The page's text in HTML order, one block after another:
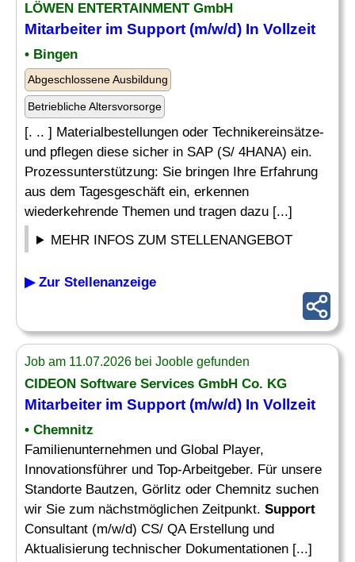
LÖWEN ENTERTAINMENT GmbH
Mitarbeiter im Support (m/w/d) In Vollzeit
• Bingen
Abgeschlossene Ausbildung
Betriebliche Altersvorsorge
[. .. ] Materialbestellungen oder Technikereinsätze-
und pflegen diese sicher in SAP (S/ 4HANA) ein.
Prozessunterstützung: Sie bringen Ihre Erfahrung
aus dem Tagesgeschäft ein, erkennen
wiederkehrende Themen und tragen dazu [...]
MEHR INFOS ZUM STELLENANGEBOT
▶ Zur Stellenanzeige
Job am 11.07.2026 bei Jooble gefunden
CIDEON Software Services GmbH Co. KG
Mitarbeiter im Support (m/w/d) In Vollzeit
• Chemnitz
Familienunternehmen und Global Player,
Innovationsführer und Top-Arbeitgeber. Für unsere
Standorte Bautzen, Görlitz oder Chemnitz suchen
wir Sie zum nächstmöglichen Zeitpunkt. Support
Consultant (m/w/d) CS/ QA Erstellung und
Aktualisierung technischer Dokumentationen [...]